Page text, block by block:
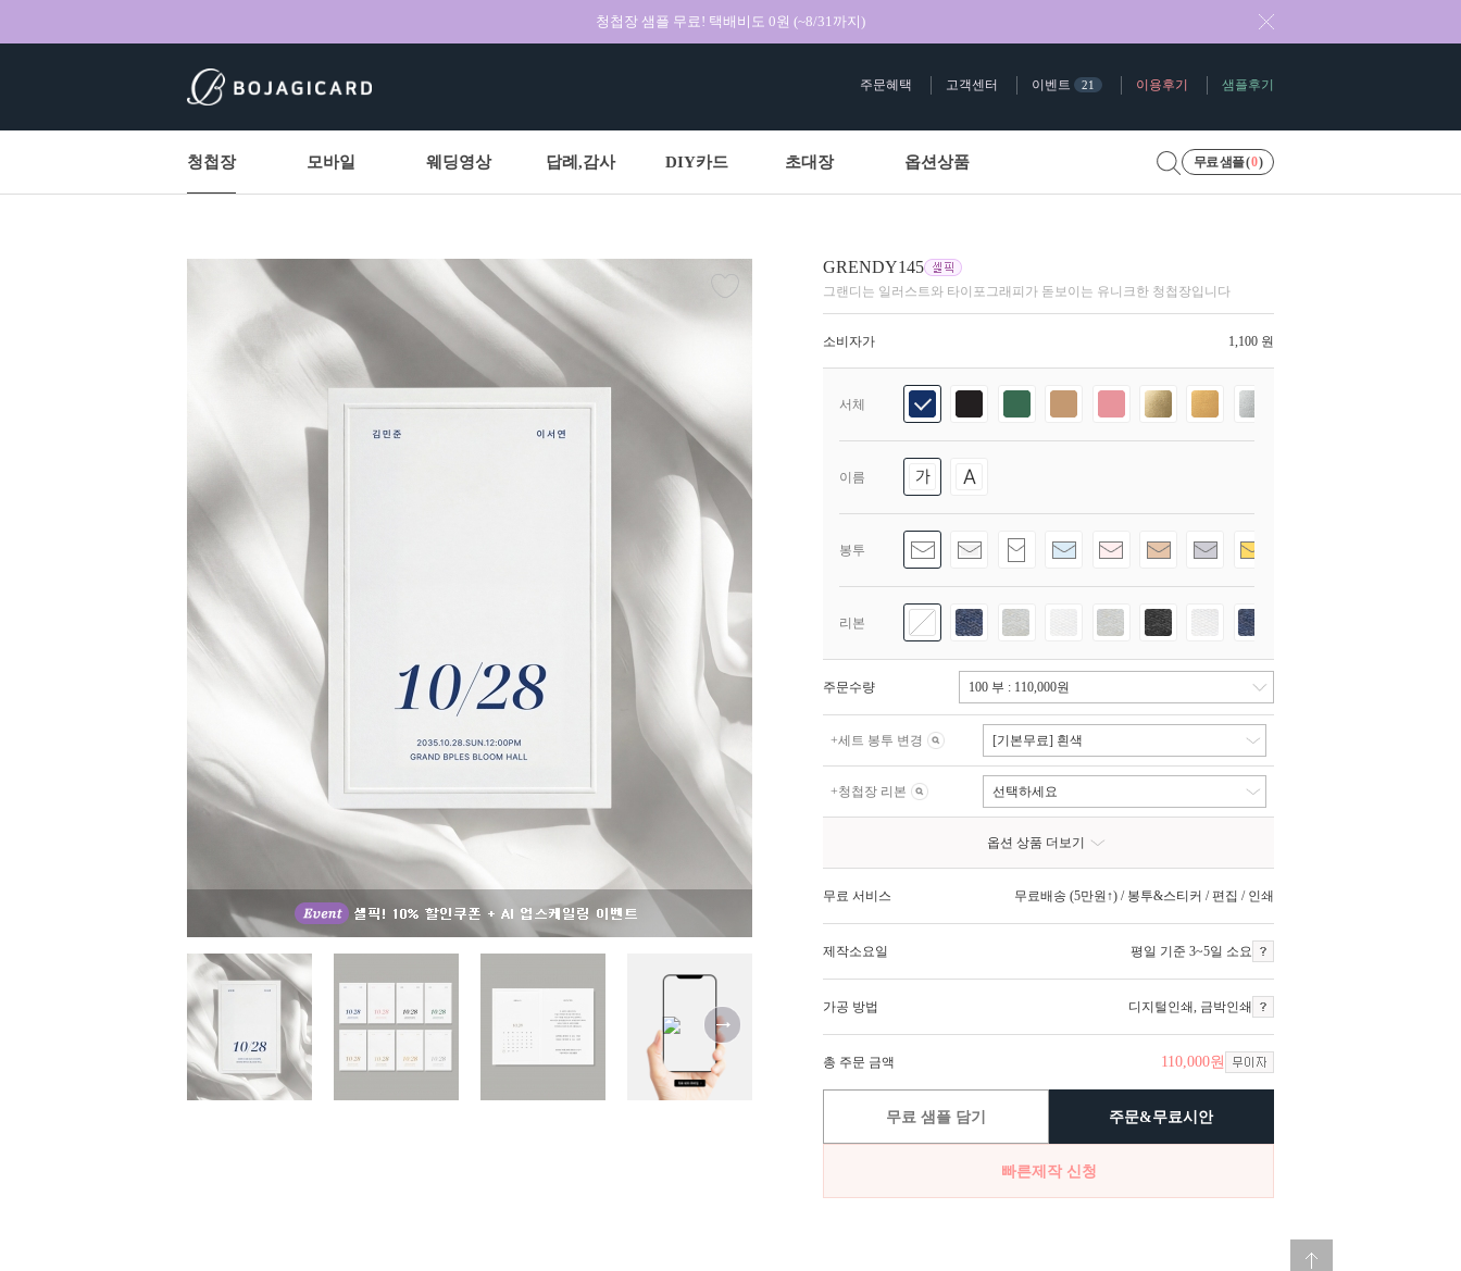
청첩장 샘플 무료! 택배비도 0원 (~8/31까지)
주문혜택 고객센터 이벤트 21 이용후기 샘플후기
청첩장 모바일 웨딩영상 답례,감사 DIY카드 초대장 옵션상품 무료 샘플 (0)
GRENDY145
그랜디는 일러스트와 타이포그래피가 돋보이는 유니크한 청첩장입니다
소비자가 1,100 원
서체
이름
봉투
리본
주문수량
+세트 봉투 변경 [기본무료] 흰색
+청첩장 리본 선택하세요
옵션 상품 더보기
무료 서비스 무료배송 (5만원↑) / 봉투&스티커 / 편집 / 인쇄
제작소요일 평일 기준 3~5일 소요
가공 방법 디지털인쇄, 금박인쇄
총 주문 금액 110,000원
무료 샘플 담기 주문&무료시안
빠른제작 신청